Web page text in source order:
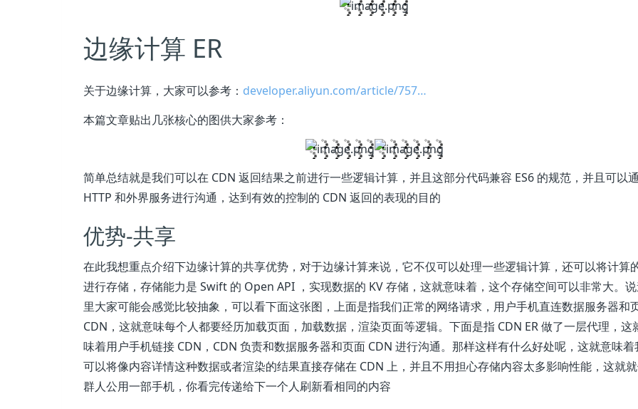
边缘计算 ER
关于边缘计算，大家可以参考： developer.aliyun.com/article/757…
本篇文章贴出几张核心的图供大家参考：
简单总结就是我们可以在 CDN 返回结果之前进行一些逻辑计算，并且这部分代码兼容 ES6 的规范，并且可以
HTTP 和外界服务进行沟通，达到有效的控制的 CDN 返回的表现的目的
优势-共享
在此我想重点介绍下边缘计算的共享优势，对于边缘计算来说，它不仅可以处理一些逻辑计算，还可以将计算
进行存储，存储能力是 Swift 的 Open API ，实现数据的 KV 存储，这就意味着，这个存储空间可以非常大。
里大家可能会感觉比较抽象，可以看下面这张图，上面是指我们正常的网络请求，用户手机直连数据服务器和
CDN，这就意味每个人都要经历加载页面，加载数据，渲染页面等逻辑。下面是指 CDN ER 做了一层代理，这
味着用户手机链接 CDN，CDN 负责和数据服务器和页面 CDN 进行沟通。那样这样有什么好处呢，这就意味着
可以将像内容详情这种数据或者渲染的结果直接存储在 CDN 上，并且不用担心存储内容太多影响性能，这就
群人公用一部手机，你看完传递给下一个人刷新看相同的内容